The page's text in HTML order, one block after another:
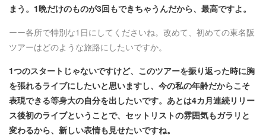
まう。1晩だけのものが3回もできちゃうんだから、最高ですよ。
ーー各所で特別な1日にしてくださいね。改めて、初めての東名阪
ツアーはどのような旅路にしたいですか。
1つのスタートじゃないですけど、このツアーを振り返った時に胸
を張れるライブにしたいと思いますし、今の私の年齢だからこそ
表現できる等身大の自分を出したいです。あとは4カ月連続リリー
ス後初のライブということで、セットリストの雰囲気もガラリと
変わるから、新しい表情も見せたいですね。